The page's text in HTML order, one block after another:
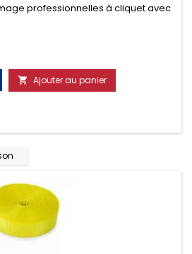
professionnelles à cliquet avec
+ 0.5M / 400daN), simple et rapide
et de sécuriser
le transport. Matière polyester
aux variations de températures,
 Ajouter au panier